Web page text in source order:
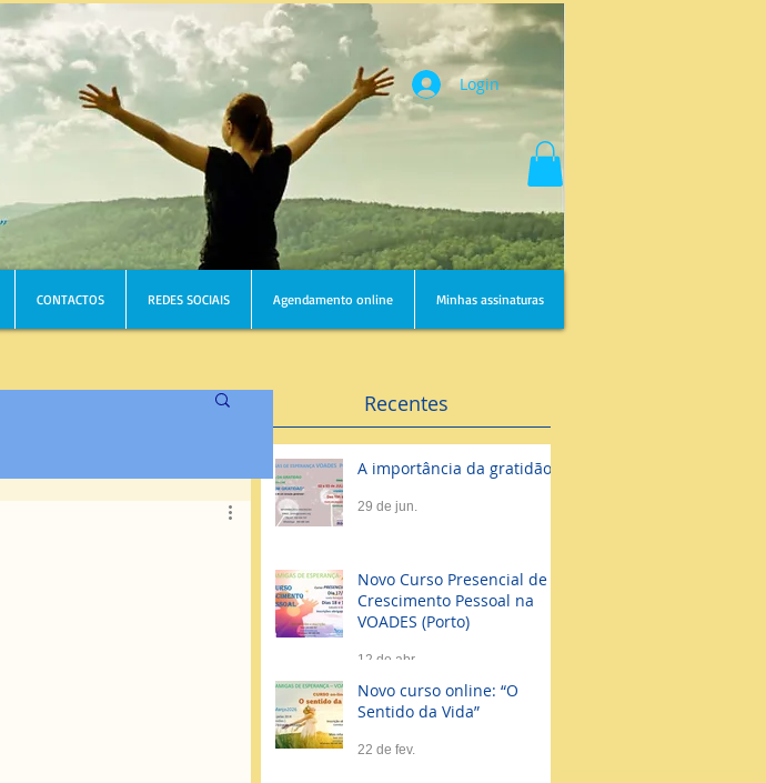
Login
CONTACTOS REDES SOCIAIS Agendamento online Minhas assinaturas
Recentes
A importância da gratidão
29 de jun.
Novo Curso Presencial de
Crescimento Pessoal na
VOADES (Porto)
12 de abr.
Novo curso online: “O
Sentido da Vida”
22 de fev.